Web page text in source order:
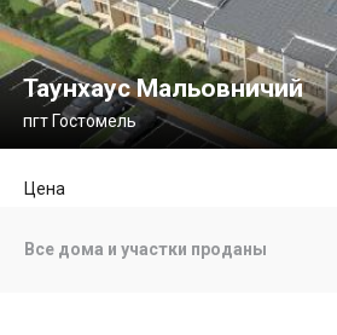
Таунхаус Мальовничий
пгт Гостомель
Цена
Все дома и участки проданы